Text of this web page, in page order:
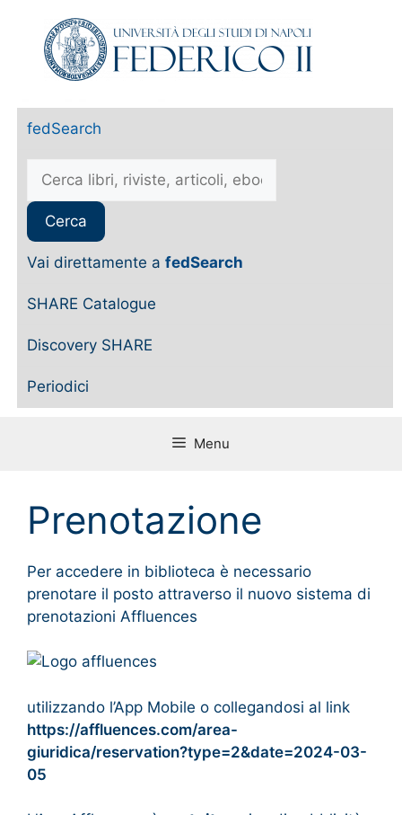
fedSearch
Vai direttamente a fedSearch
SHARE Catalogue
Discovery SHARE
Periodici
Menu
Prenotazione
Per accedere in biblioteca è necessario
prenotare il posto attraverso il nuovo sistema di
prenotazioni Affluences
utilizzando l’App Mobile o collegandosi al link
https://affluences.com/area-
giuridica/reservation?type=2&date=2024-03-
05